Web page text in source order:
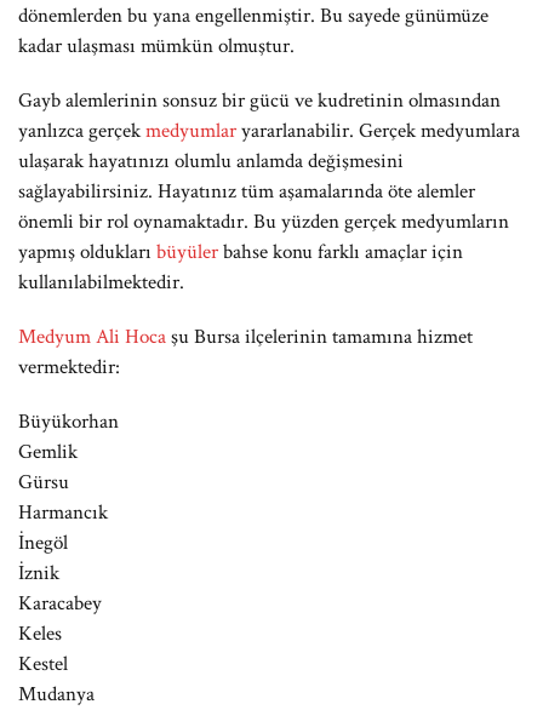
dönemlerden bu yana engellenmiştir. Bu sayede günümüze
kadar ulaşması mümkün olmuştur.
Gayb alemlerinin sonsuz bir gücü ve kudretinin olmasından
yanlızca gerçekmedyumlaryararlanabilir. Gerçek medyumlara
ulaşarak hayatınızı olumlu anlamda değişmesini
sağlayabilirsiniz. Hayatınız tüm aşamalarında öte alemler
önemli bir rol oynamaktadır. Bu yüzden gerçek medyumların
yapmış oldukları büyülerbahse konu farklı amaçlar için
kullanılabilmektedir.
Medyum Ali Hocaşu Bursa ilçelerinin tamamına hizmet
vermektedir:
Büyükorhan
Gemlik
Gürsu
Harmancık
İnegöl
İznik
Karacabey
Keles
Kestel
Mudanya